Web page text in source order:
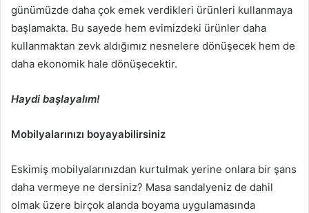
günümüzde daha çok emek verdikleri ürünleri kullanmaya
başlamakta. Bu sayede hem evimizdeki ürünler daha
kullanmaktan zevk aldığımız nesnelere dönüşecek hem de
daha ekonomik hale dönüşecektir.
Haydi başlayalım!
Mobilyalarınızı boyayabilirsiniz
Eskimiş mobilyalarınızdan kurtulmak yerine onlara bir şans
daha vermeye ne dersiniz? Masa sandalyeniz de dahil
olmak üzere birçok alanda boyama uygulamasında